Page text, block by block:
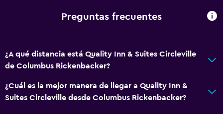
Instalaciones para reuniones
Recepción 24 horas
Sistema de entretenimiento
Radio
Preguntas frecuentes
¿A qué distancia está Quality Inn & Suites Circleville
de Columbus Rickenbacker?
¿Cuál es la mejor manera de llegar a Quality Inn &
Suites Circleville desde Columbus Rickenbacker?